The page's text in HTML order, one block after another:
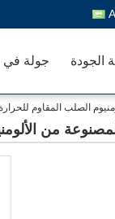
جولة في الجودة
الصلب المقاوم
المصنوعة من